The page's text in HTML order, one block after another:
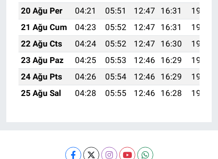
20 Ağu Per
04:21 05:51 12:47 16:31
19:34
21 Ağu Cum
04:23 05:52 12:47 16:31
19:32
22 Ağu Cts
04:24 05:52 12:47 16:30
19:31
23 Ağu Paz
04:25 05:53 12:46 16:29
19:30
24 Ağu Pts
04:26 05:54 12:46 16:29
19:28
25 Ağu Sal
04:28 05:55 12:46 16:28 19:27